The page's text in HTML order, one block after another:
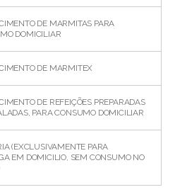
DE MARMITAS PARA
DOMICILIAR
DE MARMITEX
DE REFEIÇÕES PREPARADAS
PARA CONSUMO DOMICILIAR
(EXCLUSIVAMENTE PARA
EM DOMICILIO, SEM CONSUMO NO